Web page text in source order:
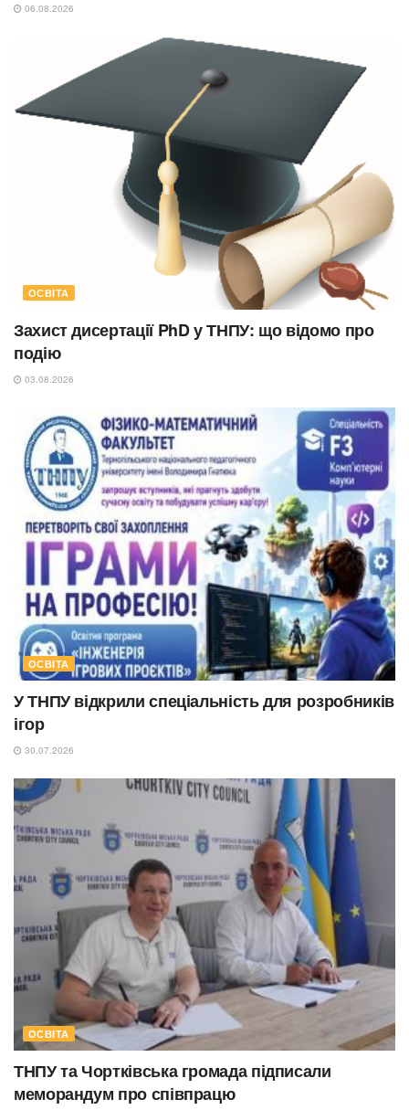
06.08.2026
ОСВІТА
Захист дисертації PhD у ТНПУ: що відомо про
подію
03.08.2026
ОСВІТА
У ТНПУ відкрили спеціальність для розробників
ігор
30.07.2026
ОСВІТА
ТНПУ та Чортківська громада підписали
меморандум про співпрацю